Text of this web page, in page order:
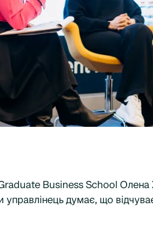
Business School Олена
управлінець думає, що